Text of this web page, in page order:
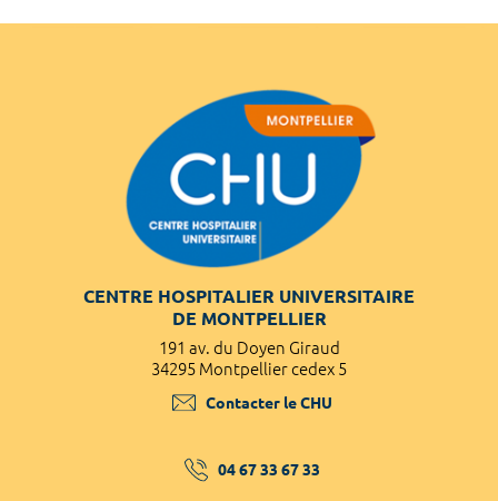
CENTRE HOSPITALIER UNIVERSITAIRE
DE MONTPELLIER
191 av. du Doyen Giraud
34295 Montpellier cedex 5
Contacter le CHU
04 67 33 67 33